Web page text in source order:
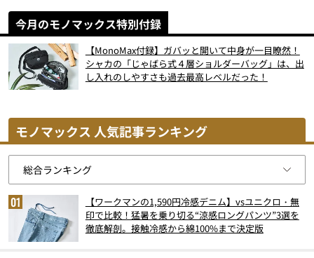
今月のモノマックス特別付録
【MonoMax付録】ガバッと開いて中身が一目瞭然！
シャカの「じゃばら式４層ショルダーバッグ」は、出
し入れのしやすさも過去最高レベルだった！
モノマックス 人気記事ランキング
【ワークマンの1,590円冷感デニム】vsユニクロ・無
印で比較！猛暑を乗り切る“涼感ロングパンツ”3選を
徹底解剖。接触冷感から綿100%まで決定版